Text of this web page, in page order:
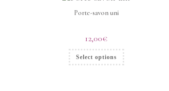
Porte-savon uni
12,00€
Select options